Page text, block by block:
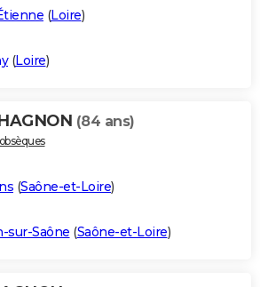
(Loire)
(Loire)
(84 ans)
(Saône-et-Loire)
sur-Saône (Saône-et-Loire)